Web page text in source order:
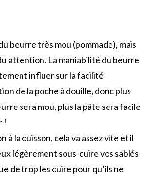
beurre très mou (pommade), mais
attention. La maniabilité du beurre
influer sur la facilité
de la poche à douille, donc plus
sera mou, plus la pâte sera facile
!
à la cuisson, cela va assez vite et il
légèrement sous-cuire vos sablés
de trop les cuire pour qu’ils ne